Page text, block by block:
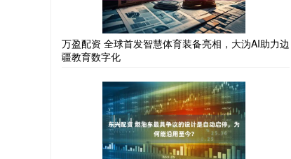
万盈配资 全球首发智慧体育装备亮相，大沩AI助力边
疆教育数字化